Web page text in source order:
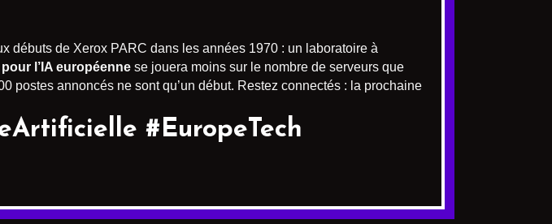
débuts de Xerox PARC dans les années 1970 : un laboratoire à
l’IA européenne se jouera moins sur le nombre de serveurs que
postes annoncés ne sont qu’un début. Restez connectés : la prochaine
#EuropeTech